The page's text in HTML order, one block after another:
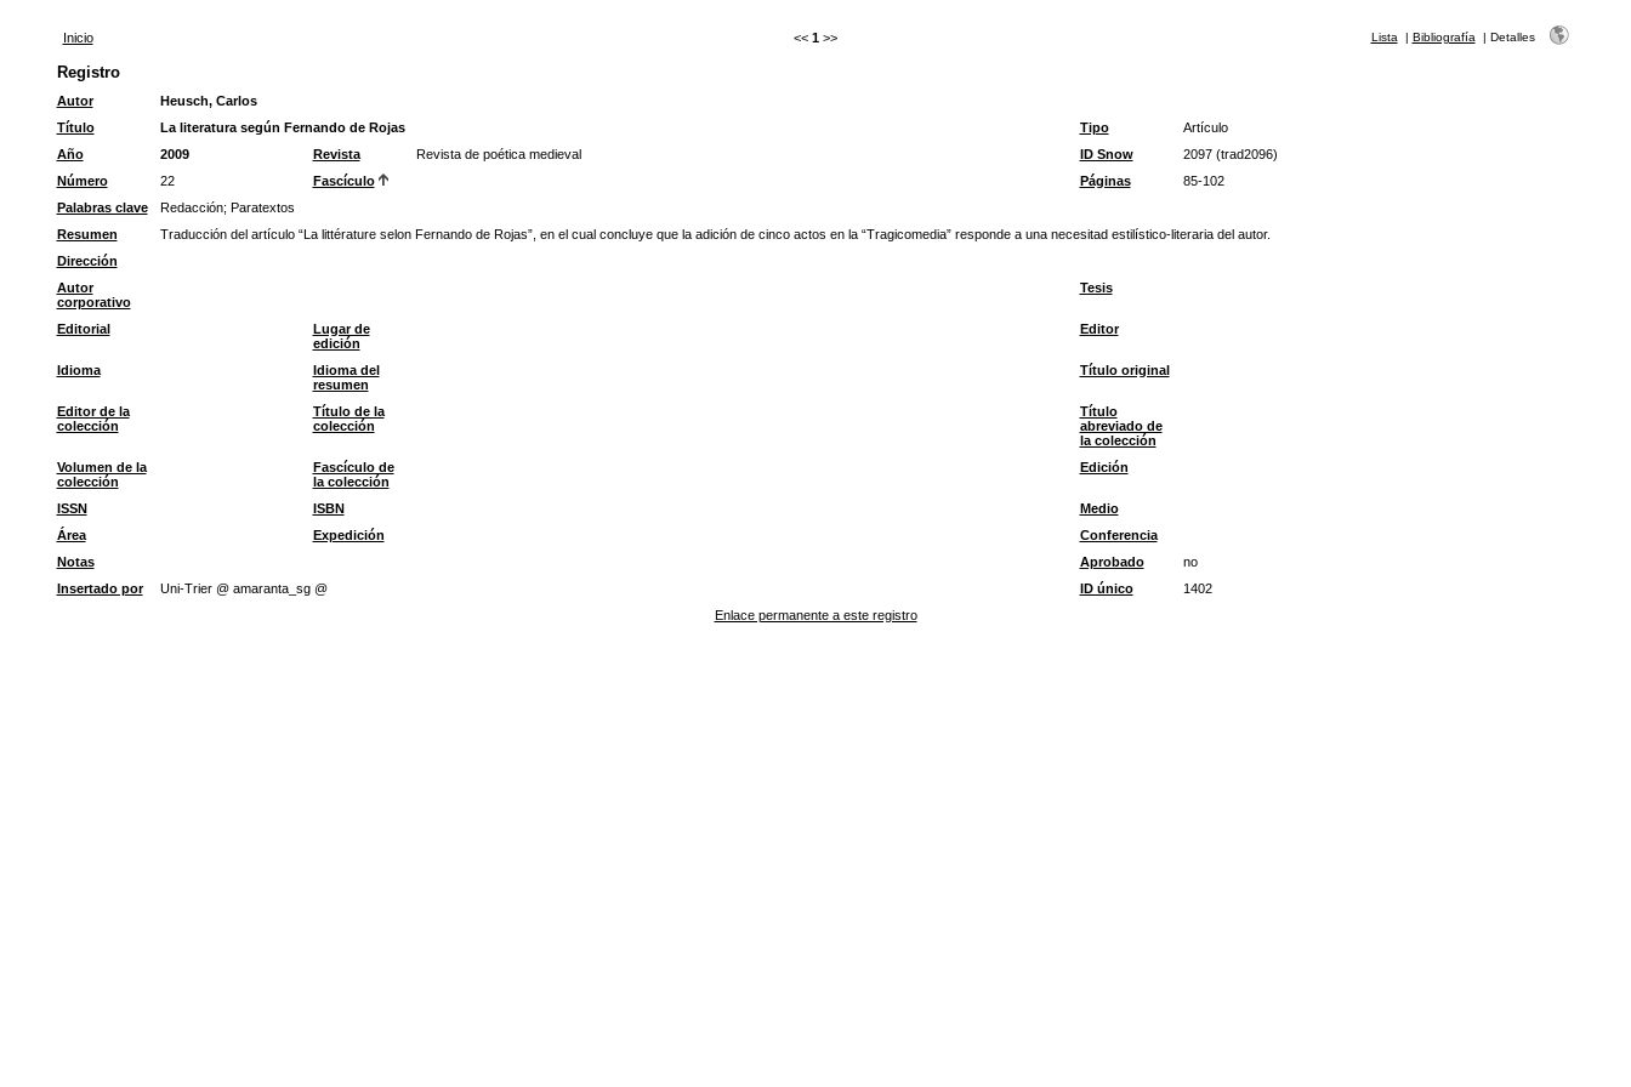
Inicio << 1 >> Lista | Bibliografía | Detalles
Registro
Autor
Heusch, Carlos
Título
La literatura según Fernando de Rojas Tipo
Artículo
Año
2009 Revista Revista de poética medieval ID Snow
2097 (trad2096)
Número
22 Fascículo Páginas
85-102
Palabras clave
Redacción; Paratextos
Resumen
Traducción del artículo “La littérature selon Fernando de Rojas”, en el cual concluye que la adición de cinco actos en la “Tragicomedia” responde a una necesitad estilístico-literaria del autor.
Dirección
Autor
corporativo
Tesis
Editorial
Lugar de
edición
Editor
Idioma
Idioma del
resumen
Título original
Editor de la
colección
Título de la
colección
Título
abreviado de
la colección
Volumen de la
colección
Fascículo de
la colección
Edición
ISSN ISBN
Medio
Área
Expedición
Conferencia
Notas
Aprobado
no
Insertado por
Uni-Trier @ amaranta_sg @ ID único
1402
Enlace permanente a este registro